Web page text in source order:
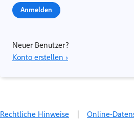
Anmelden
Neuer Benutzer?
Konto erstellen ›
Rechtliche Hinweise | Online-